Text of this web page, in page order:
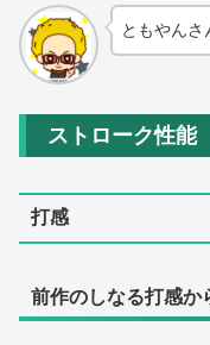
ともやんさ
ストローク性能
打感
前作のしなる打感か